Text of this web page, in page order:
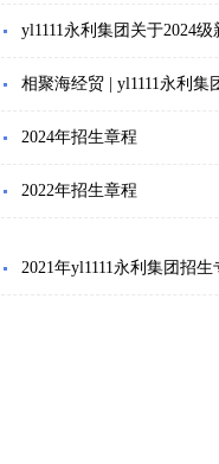
yl1111永利集团关于2024
相聚海经贸 | yl1111永利集
2024年招生章程
2022年招生章程
2021年yl1111永利集团招